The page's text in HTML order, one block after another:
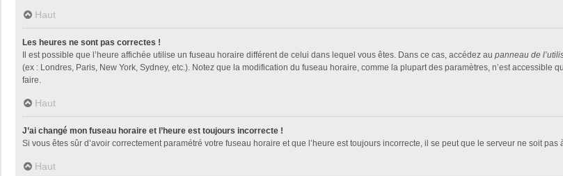
Haut
Les heures ne sont pas correctes !
Il est possible que l’heure affichée utilise un fuseau horaire différent de celui dans lequel vous êtes. Dans ce cas, accédez au panneau de
(ex : Londres, Paris, New York, Sydney, etc.). Notez que la modification du fuseau horaire, comme la plupart des paramètres, n’est accessible
faire.
Haut
J’ai changé mon fuseau horaire et l’heure est toujours incorrecte !
Si vous êtes sûr d’avoir correctement paramétré votre fuseau horaire et que l’heure est toujours incorrecte, il se peut que le serveur ne soit
Haut